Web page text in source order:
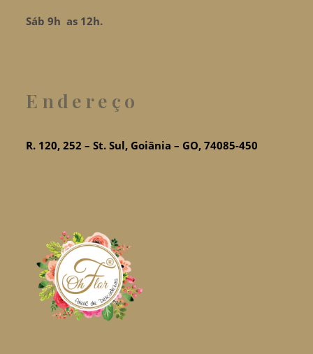
Sáb 9h as 12h.
Endereço
R. 120, 252 – St. Sul, Goiânia – GO, 74085-450